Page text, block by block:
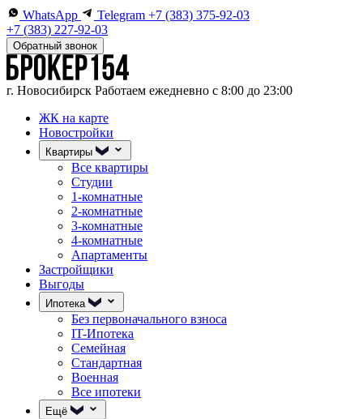
WhatsApp Telegram +7 (383) 375-92-03
+7 (383) 227-92-03
Обратный звонок
г. Новосибирск Работаем ежедневно с 8:00 до 23:00
ЖК на карте
Новостройки
Квартиры
Все квартиры
Студии
1-комнатные
2-комнатные
3-комнатные
4-комнатные
Апартаменты
Застройщики
Выгоды
Ипотека
Без первоначального взноса
IT-Ипотека
Семейная
Стандартная
Военная
Все ипотеки
Ещё